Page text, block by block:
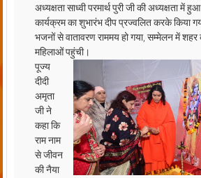
अध्यक्षता साध्वी परमार्थ पुरी जी की अध्यक्षता में
कार्यक्रम का शुभारंभ दीप प्रज्वलित करके किया
भजनों से वातावरण राममय हो गया, सम्मेलन में
महिलाओं पहुंची।
पूज्य
दीदी
अमृता
जी ने
कहा कि
राम नाम
से जीवन
की नैया